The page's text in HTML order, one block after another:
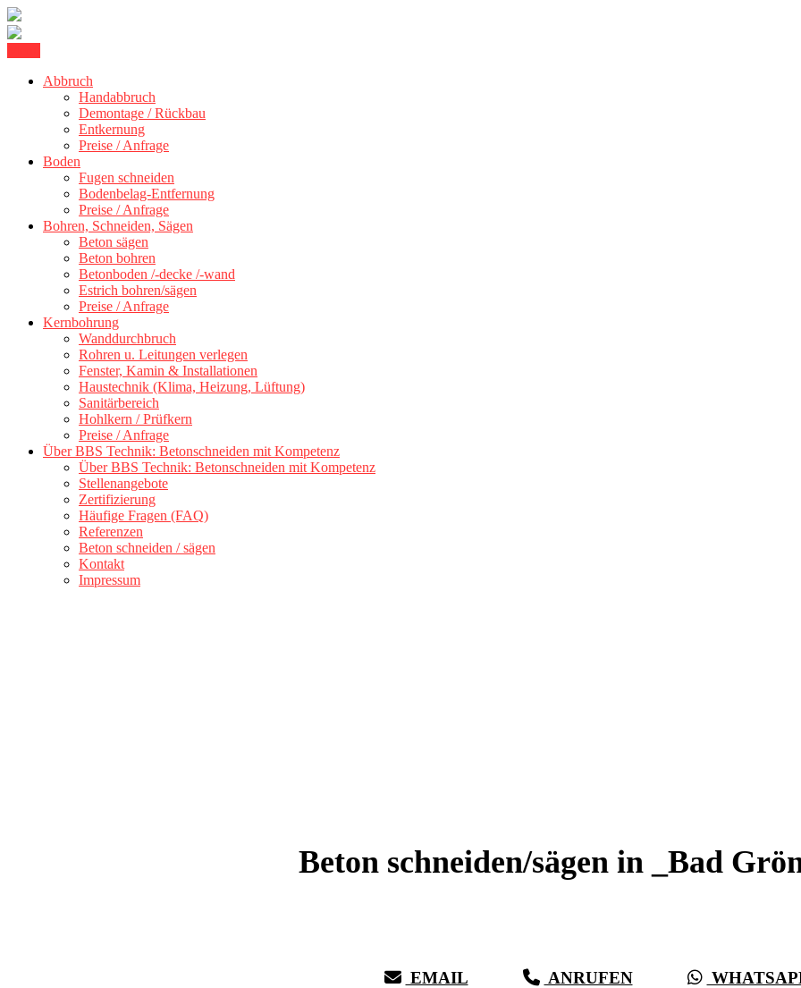
content
BBS Technik GmbH
Abbruch
Handabbruch
Demontage / Rückbau
Entkernung
Preise / Anfrage
Boden
Fugen schneiden
Bodenbelag-Entfernung
Preise / Anfrage
Bohren, Schneiden, Sägen
Beton sägen
Beton bohren
Betonboden /-decke /-wand
Estrich bohren/sägen
Preise / Anfrage
Kernbohrung
Wanddurchbruch
Rohren u. Leitungen verlegen
Fenster, Kamin & Installationen
Haustechnik (Klima, Heizung, Lüftung)
Sanitärbereich
Hohlkern / Prüfkern
Preise / Anfrage
Über BBS Technik: Betonschneiden mit Kompetenz
Über BBS Technik: Betonschneiden mit Kompetenz
Stellenangebote
Zertifizierung
Häufige Fragen (FAQ)
Referenzen
Beton schneiden / sägen
Kontakt
Impressum
Beton schneiden/sägen in _Bad
EMAIL ANRUFEN